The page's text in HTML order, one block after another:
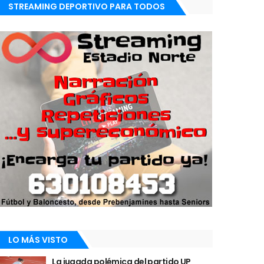
STREAMING DEPORTIVO PARA TODOS
LO MÁS VISTO
La jugada polémica del partido UP